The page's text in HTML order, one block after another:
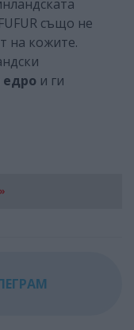
също не
на кожите.
едро и ги